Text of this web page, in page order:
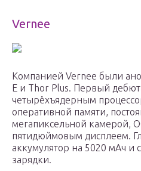
Vernee
Компанией Vernee были
E и Thor Plus. Первый
четырёхъядерным
оперативной памяти,
мегапиксельной камерой,
пятидюймовым дисплеем.
аккумулятор на 5020 мАч и
зарядки.